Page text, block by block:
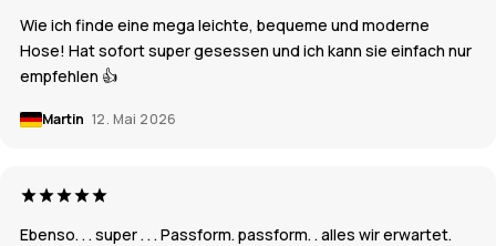
Wie ich finde eine mega leichte, bequeme und moderne
Hose! Hat sofort super gesessen und ich kann sie einfach nur
empfehlen 👍
Martin 12. Mai 2026
Ebenso. . . super . . . Passform. passform. . alles wir erwartet.